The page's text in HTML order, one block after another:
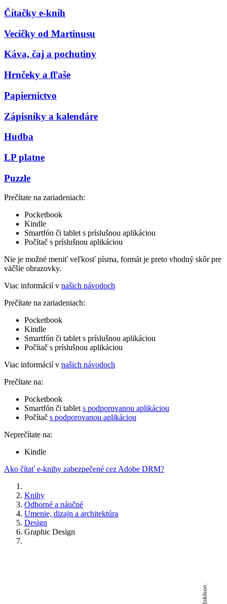
Čítačky e-kníh
Vecičky od Martinusu
Káva, čaj a pochutiny
Hrnčeky a fľaše
Papiernictvo
Zápisníky a kalendáre
Hudba
LP platne
Puzzle
Prečítate na zariadeniach:
Pocketbook
Kindle
Smartfón či tablet s príslušnou aplikáciou
Počítač s príslušnou aplikáciou
Nie je možné meniť veľkosť písma, formát je preto vhodný skôr pre
väčšie obrazovky.
Viac informácií v našich návodoch
Prečítate na zariadeniach:
Pocketbook
Kindle
Smartfón či tablet s príslušnou aplikáciou
Počítač s príslušnou aplikáciou
Viac informácií v našich návodoch
Prečítate na:
Pocketbook
Smartfón či tablet s podporovanou aplikáciou
Počítač s podporovanou aplikáciou
Neprečítate na:
Kindle
Ako čítať e-knihy zabezpečené cez Adobe DRM?
Knihy
Odborné a náučné
Umenie, dizajn a architektúra
Design
Graphic Design